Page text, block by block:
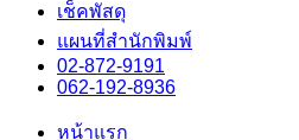
เช็คพัสดุ
แผนที่สำนักพิมพ์
02-872-9191
062-192-8936
หน้าแรก